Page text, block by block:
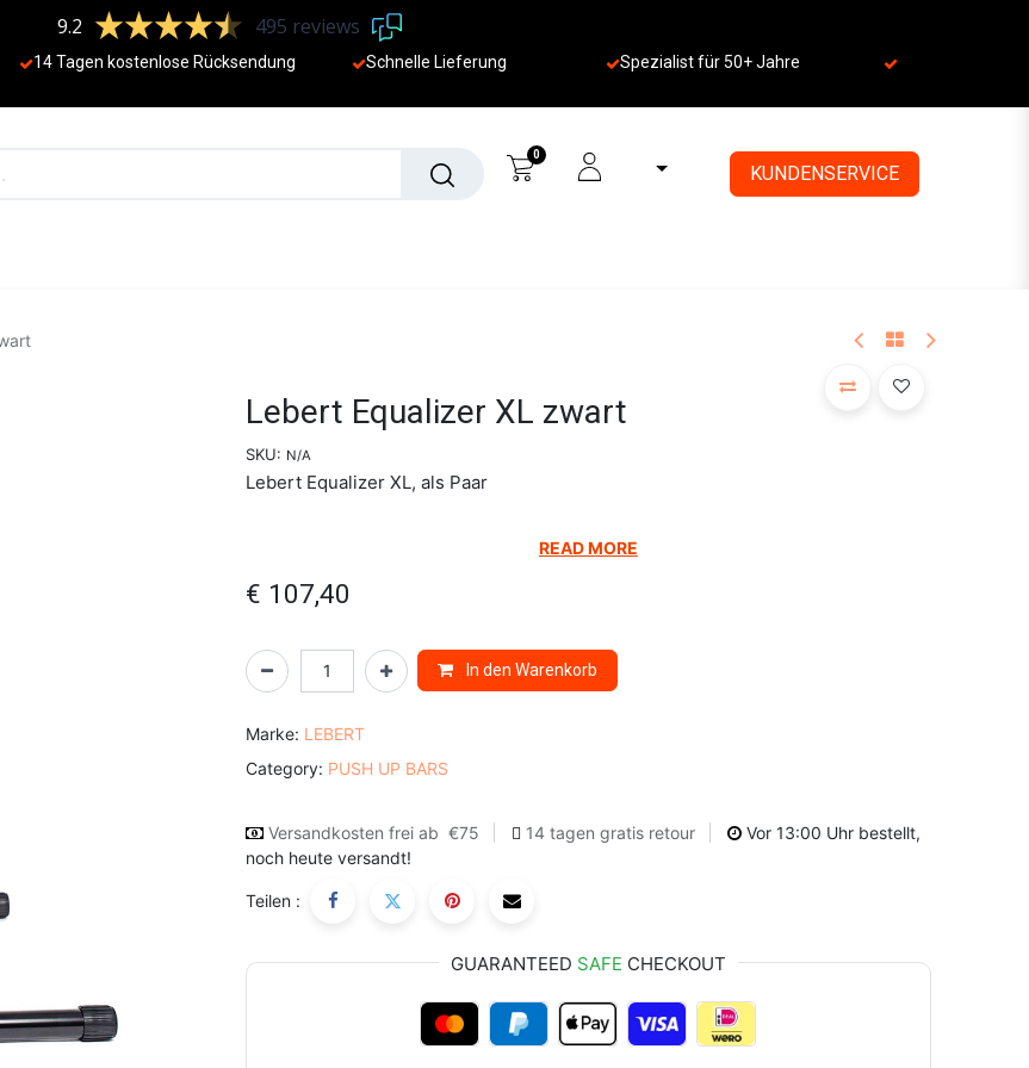
9.2 495 reviews
14 Tagen kostenlose Rücksendung Schnelle Lieferung Spezialist für 50+ Jahre
0
KUNDENSERVICE
Lebert Equalizer XL zwart
SKU: N/A
Lebert Equalizer XL, als Paar
READ MORE
€ 107,40
In den Warenkorb
Marke: LEBERT
Category: PUSH UP BARS
Versandkosten frei ab €75 14 tagen gratis retour
Vor 13:00 Uhr bestellt,
noch heute versandt!
Teilen :
GUARANTEED SAFE CHECKOUT